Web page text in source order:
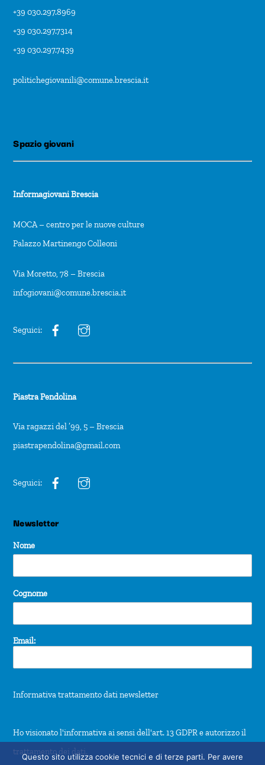
+39 030.297.8969
+39 030.297.7314
+39 030.297.7439
politichegiovanili@comune.brescia.it
Spazio giovani
Informagiovani Brescia
MOCA – centro per le nuove culture
Palazzo Martinengo Colleoni
Via Moretto, 78 – Brescia
infogiovani@comune.brescia.it
Seguici:
Piastra Pendolina
Via ragazzi del ’99, 5 – Brescia
piastrapendolina@gmail.com
Seguici:
Newsletter
Nome
Cognome
Email:
Informativa trattamento dati newsletter
Ho visionato l'informativa ai sensi dell'art. 13 GDPR e autorizzo il
trattamento dei dati.
Questo sito utilizza cookie tecnici e di terze parti. Per avere